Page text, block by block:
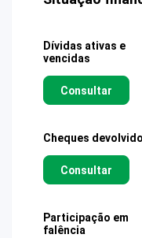
Dívidas ativas e
vencidas
Consultar
Cheques
Consultar
Participação em
falência